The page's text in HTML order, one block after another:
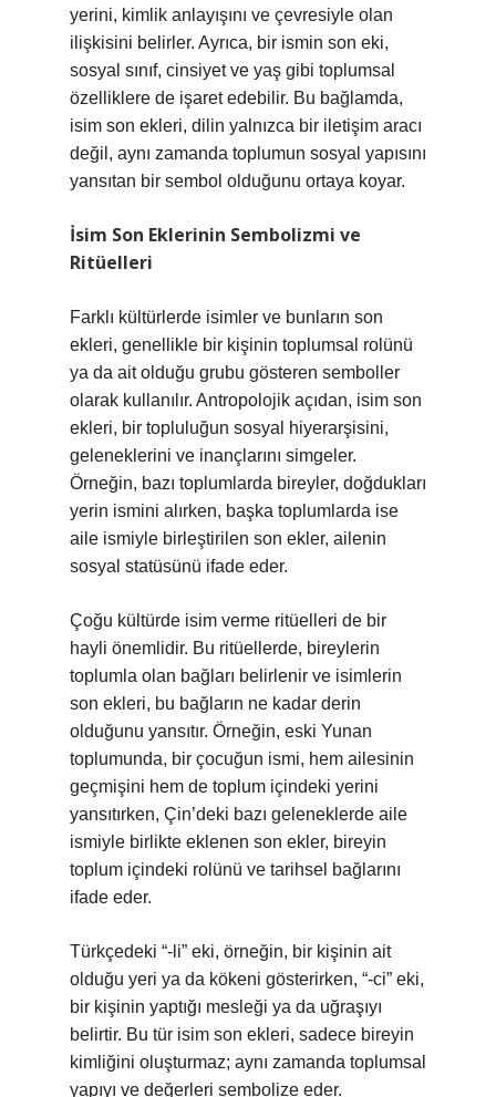
yerini, kimlik anlayışını ve çevresiyle olan
ilişkisini belirler. Ayrıca, bir ismin son eki,
sosyal sınıf, cinsiyet ve yaş gibi toplumsal
özelliklere de işaret edebilir. Bu bağlamda,
isim son ekleri, dilin yalnızca bir iletişim aracı
değil, aynı zamanda toplumun sosyal yapısını
yansıtan bir sembol olduğunu ortaya koyar.
İsim Son Eklerinin Sembolizmi ve
Ritüelleri
Farklı kültürlerde isimler ve bunların son
ekleri, genellikle bir kişinin toplumsal rolünü
ya da ait olduğu grubu gösteren semboller
olarak kullanılır. Antropolojik açıdan, isim son
ekleri, bir topluluğun sosyal hiyerarşisini,
geleneklerini ve inançlarını simgeler.
Örneğin, bazı toplumlarda bireyler, doğdukları
yerin ismini alırken, başka toplumlarda ise
aile ismiyle birleştirilen son ekler, ailenin
sosyal statüsünü ifade eder.
Çoğu kültürde isim verme ritüelleri de bir
hayli önemlidir. Bu ritüellerde, bireylerin
toplumla olan bağları belirlenir ve isimlerin
son ekleri, bu bağların ne kadar derin
olduğunu yansıtır. Örneğin, eski Yunan
toplumunda, bir çocuğun ismi, hem ailesinin
geçmişini hem de toplum içindeki yerini
yansıtırken, Çin’deki bazı geleneklerde aile
ismiyle birlikte eklenen son ekler, bireyin
toplum içindeki rolünü ve tarihsel bağlarını
ifade eder.
Türkçedeki “-li” eki, örneğin, bir kişinin ait
olduğu yeri ya da kökeni gösterirken, “-ci” eki,
bir kişinin yaptığı mesleği ya da uğraşıyı
belirtir. Bu tür isim son ekleri, sadece bireyin
kimliğini oluşturmaz; aynı zamanda toplumsal
yapıyı ve değerleri sembolize eder.